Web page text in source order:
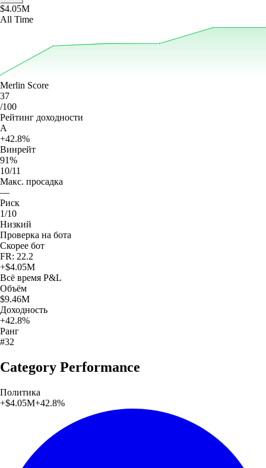
$4.05M
All Time
Merlin Score
37
/100
Рейтинг доходности
A
+42.8%
Винрейт
91%
10/11
Макс. просадка
—
Риск
1/10
Низкий
Проверка на бота
Скорее бот
FR: 22.2
+$4.05M
Всё время P&L
Объём
$9.46M
Доходность
+42.8%
Ранг
#32
Category Performance
Политика
+$4.05M+42.8%